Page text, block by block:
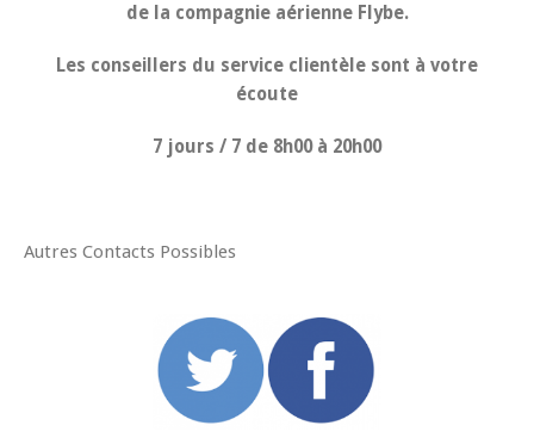
de la compagnie aérienne Flybe.
Les conseillers du service clientèle sont à votre
écoute
7 jours / 7 de 8h00 à 20h00
Autres Contacts Possibles